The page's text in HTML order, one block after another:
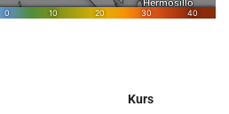
Kurs